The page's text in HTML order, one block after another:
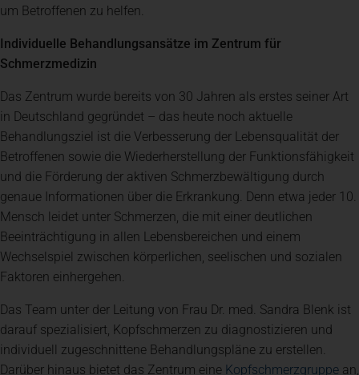
um Betroffenen zu helfen.
Individuelle Behandlungsansätze im Zentrum für
Schmerzmedizin
Das Zentrum wurde bereits von 30 Jahren als erstes seiner Art
in Deutschland gegründet – das heute noch aktuelle
Behandlungsziel ist die Verbesserung der Lebensqualität der
Betroffenen sowie die Wiederherstellung der Funktionsfähigkeit
und die Förderung der aktiven Schmerzbewältigung durch
genaue Informationen über die Erkrankung. Denn etwa jeder 10.
Mensch leidet unter Schmerzen, die mit einer deutlichen
Beeinträchtigung in allen Lebensbereichen und einem
Wechselspiel zwischen körperlichen, seelischen und sozialen
Faktoren einhergehen.
Das Team unter der Leitung von Frau Dr. med. Sandra Blenk ist
darauf spezialisiert, Kopfschmerzen zu diagnostizieren und
individuell zugeschnittene Behandlungspläne zu erstellen.
Darüber hinaus bietet das Zentrum eine Kopfschmerzgruppe an,